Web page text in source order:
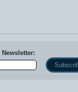
Newsletter:
Name